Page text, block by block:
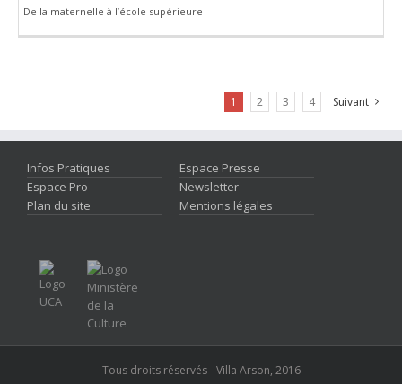
De la maternelle à l’école supérieure
1 2 3 4 Suivant
Infos Pratiques
Espace Presse
Espace Pro
Newsletter
Plan du site
Mentions légales
Tous droits réservés - Villa Arson, 2016